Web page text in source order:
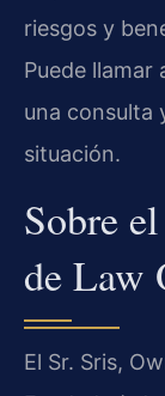
riesgos y
Puede
una consulta
situación.
Sobre
de Law
El Sr. Sris,